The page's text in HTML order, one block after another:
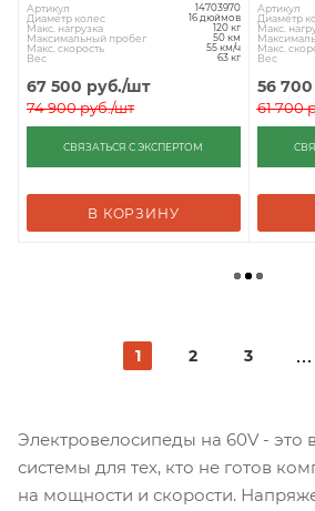
Артикул 14703970
Диаметр колес 16 дюймов
Макс. нагрузка 120 кг
Максимальный пробег 50 км
Макс. скорость 55 км/ч
Вес 63 кг
67 500 руб./шт
74 900руб./шт
СВЯЗАТЬСЯ С ЭКСПЕРТОМ
В КОРЗИНУ
Артикул
Диаметр
Макс.
Макс.
Вес
56 700
61 700
1 2 3
Электровелосипеды на 60V - это
системы для тех, кто не готов
на мощности и скорости.